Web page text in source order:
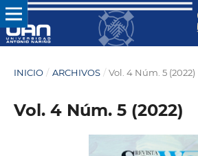
INICIO / ARCHIVOS / Vol. 4 Núm. 5 (2022)
Vol. 4 Núm. 5 (2022)